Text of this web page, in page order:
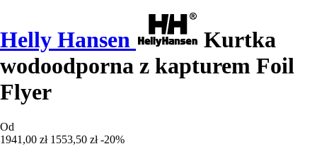
Helly Hansen
Kurtka
wodoodporna z kapturem Foil
Flyer
Od
1941,00 zł 1553,50 zł -20%